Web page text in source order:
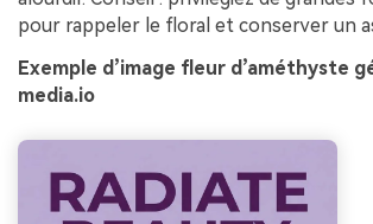
pour rappeler le floral et conserver un
Exemple d’image fleur d’améthyste
media.io